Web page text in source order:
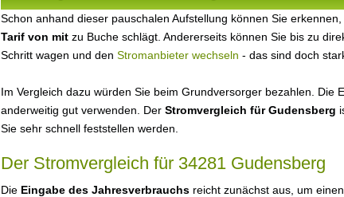
Schon anhand dieser pauschalen Aufstellung können Sie
Tarif von mit zu Buche schlägt. Andererseits können Sie bis zu
Schritt wagen und den Stromanbieter wechseln - das sind doch
Im Vergleich dazu würden Sie beim Grundversorger bezahlen. Die
anderweitig gut verwenden. Der Stromvergleich für Gudensberg
Sie sehr schnell feststellen werden.
Der Stromvergleich für 34281 Gudensberg
Die Eingabe des Jahresverbrauchs reicht zunächst aus, um